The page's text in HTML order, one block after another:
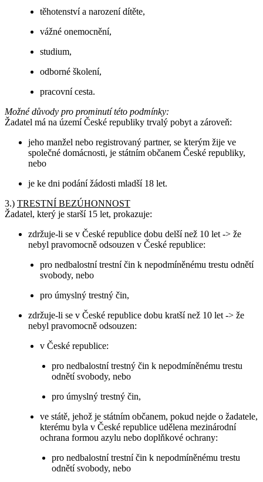
těhotenství a narození dítěte,
vážné onemocnění,
studium,
odborné školení,
pracovní cesta.
Možné důvody pro prominutí této podmínky:
Žadatel má na území České republiky trvalý pobyt a zároveň:
jeho manžel nebo registrovaný partner, se kterým žije ve
společné domácnosti, je státním občanem České republiky,
nebo
je ke dni podání žádosti mladší 18 let.
3.) TRESTNÍ BEZÚHONNOST
Žadatel, který je starší 15 let, prokazuje:
zdržuje-li se v České republice dobu delší než 10 let -> že
nebyl pravomocně odsouzen v České republice:
pro nedbalostní trestní čin k nepodmíněnému trestu odnětí
svobody, nebo
pro úmyslný trestný čin,
zdržuje-li se v České republice dobu kratší než 10 let -> že
nebyl pravomocně odsouzen:
v České republice:
pro nedbalostní trestný čin k nepodmíněnému trestu
odnětí svobody, nebo
pro úmyslný trestný čin,
ve státě, jehož je státním občanem, pokud nejde o žadatele,
kterému byla v České republice udělena mezinárodní
ochrana formou azylu nebo doplňkové ochrany:
pro nedbalostní trestní čin k nepodmíněnému trestu
odnětí svobody, nebo